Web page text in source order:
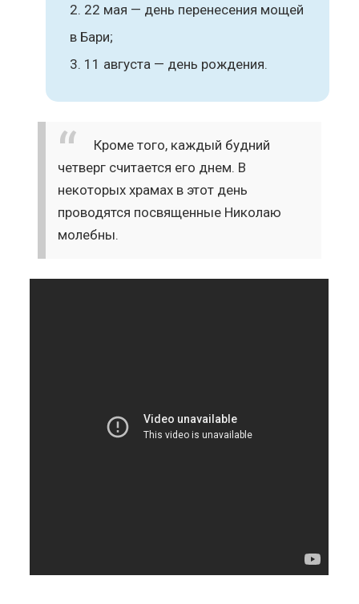
22 мая — день перенесения мощей
в Бари;
11 августа — день рождения.
Кроме того, каждый будний
четверг считается его днем. В
некоторых храмах в этот день
проводятся посвященные Николаю
молебны.